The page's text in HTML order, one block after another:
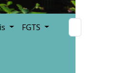
FGTS